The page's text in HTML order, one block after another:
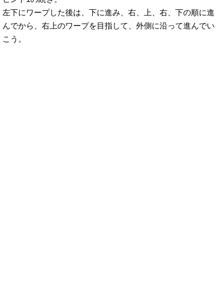
左下にワープした後は、下に進み、右、上、右、下の順に進
んでから、右上のワープを目指して、外側に沿って進んでい
こう。